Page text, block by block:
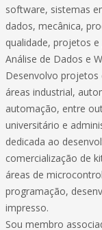
software, sistemas
dados, mecânica,
qualidade, projetos
Análise de Dados e
Desenvolvo
áreas industrial,
automação, entre
universitário e
dedicada ao
comercialização de
áreas de
programação,
impresso.
Sou membro